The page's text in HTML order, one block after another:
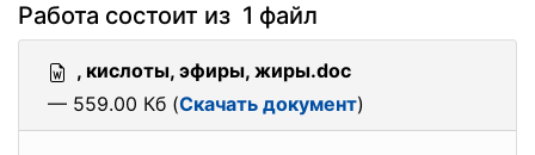
Работа состоит из 1 файл
, кислоты, эфиры, жиры.doc
— 559.00 Кб (Скачать документ)